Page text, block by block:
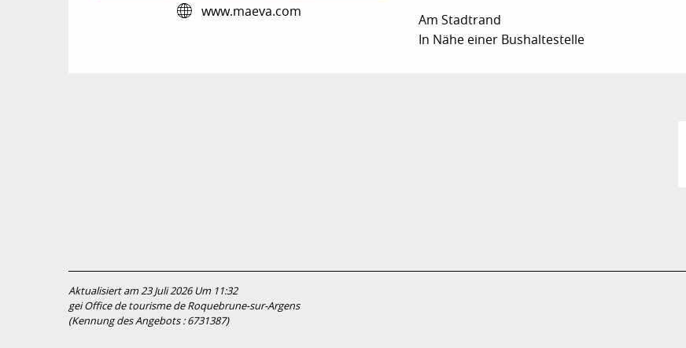
www.maeva.com
Am Stadtrand
In Nähe einer Bushaltestelle
Aktualisiert am 23 Juli 2026 Um 11:32
gei Office de tourisme de Roquebrune-sur-Argens
(Kennung des Angebots :6731387)